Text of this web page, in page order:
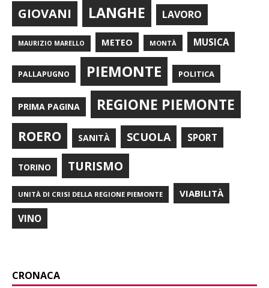
GIOVANI LANGHE LAVORO
MAURIZIO MARELLO METEO MONTÀ MUSICA
PALLAPUGNO PIEMONTE POLITICA
PRIMA PAGINA REGIONE PIEMONTE
ROERO SANITÀ SCUOLA SPORT
TORINO TURISMO
UNITÀ DI CRISI DELLA REGIONE PIEMONTE VIABILITÀ
VINO
CRONACA